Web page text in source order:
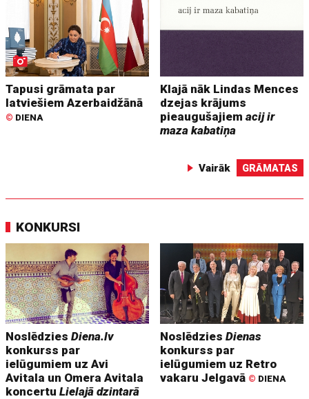
Tapusi grāmata par
latviešiem Azerbaidžānā
© DIENA
Klajā nāk Lindas Mences
dzejas krājums
pieaugušajiemacij ir
maza kabatiņa
Vairāk GRĀMATAS
KONKURSI
NoslēdziesDiena.lv
konkurss par
ielūgumiem uz Avi
Avitala un Omera Avitala
koncertuLielajā dzintarā
NoslēdziesDienas
konkurss par
ielūgumiem uz Retro
vakaru Jelgavā © DIENA